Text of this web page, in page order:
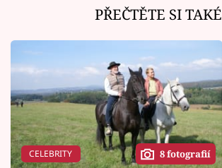
PŘEČTĚTE SI TAKÉ
CELEBRITY 8 fotografií